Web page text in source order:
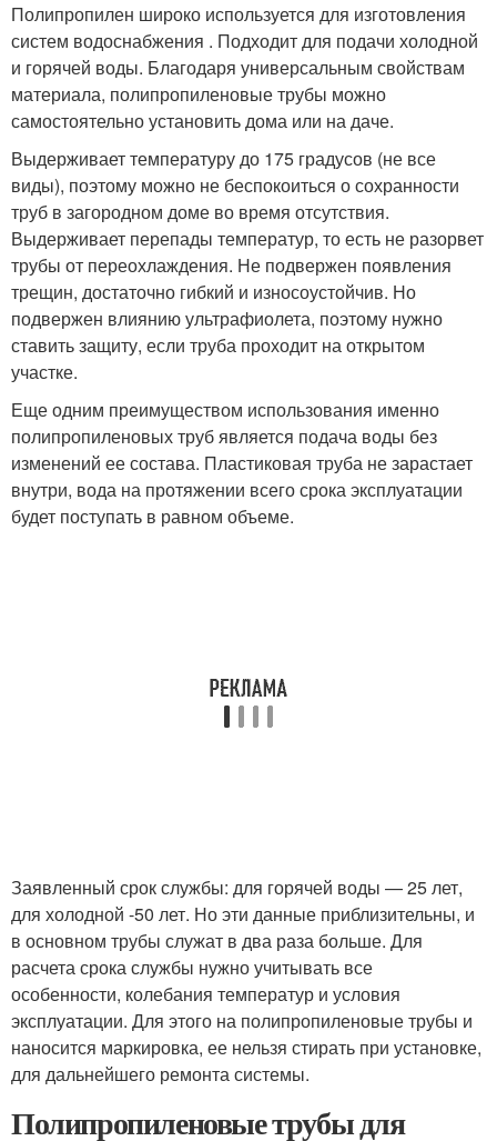
Полипропилен широко используется для изготовления
систем водоснабжения . Подходит для подачи холодной
и горячей воды. Благодаря универсальным свойствам
материала, полипропиленовые трубы можно
самостоятельно установить дома или на даче.
Выдерживает температуру до 175 градусов (не все
виды), поэтому можно не беспокоиться о сохранности
труб в загородном доме во время отсутствия.
Выдерживает перепады температур, то есть не разорвет
трубы от переохлаждения. Не подвержен появления
трещин, достаточно гибкий и износоустойчив. Но
подвержен влиянию ультрафиолета, поэтому нужно
ставить защиту, если труба проходит на открытом
участке.
Еще одним преимуществом использования именно
полипропиленовых труб является подача воды без
изменений ее состава. Пластиковая труба не зарастает
внутри, вода на протяжении всего срока эксплуатации
будет поступать в равном объеме.
Заявленный срок службы: для горячей воды — 25 лет,
для холодной -50 лет. Но эти данные приблизительны, и
в основном трубы служат в два раза больше. Для
расчета срока службы нужно учитывать все
особенности, колебания температур и условия
эксплуатации. Для этого на полипропиленовые трубы и
наносится маркировка, ее нельзя стирать при установке,
для дальнейшего ремонта системы.
Полипропиленовые трубы для